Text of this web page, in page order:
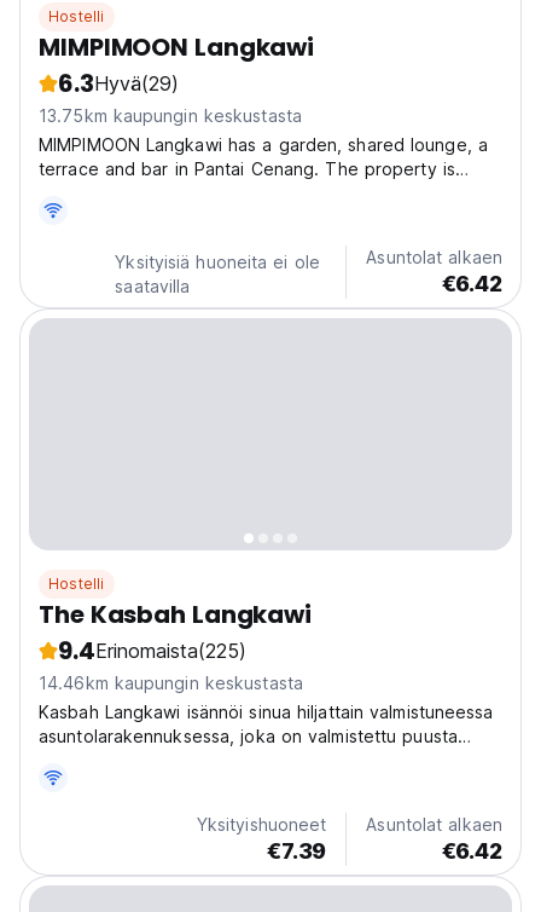
Hostelli
MIMPIMOON Langkawi
6.3Hyvä(29)
13.75km kaupungin keskustasta
MIMPIMOON Langkawi has a garden, shared lounge, a
terrace and bar in Pantai Cenang. The property is
from Underwater World Langkawi and 1.8 miles from
Laman Padi Langkawi. Free WiFi is available
throughout...Yksityisiä huoneita ei ole
saatavilla
Asuntolat alkaen
€6.42
Hostelli
The Kasbah Langkawi
9.4Erinomaista(225)
14.46km kaupungin keskustasta
Kasbah Langkawi isännöi sinua hiljattain valmistuneessa
asuntolarakennuksessa, joka on valmistettu puusta
Yksityishuoneet
€7.39
Asuntolat alkaen
€6.42